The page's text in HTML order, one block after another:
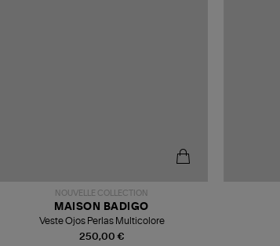
NOUVELLE COLLECTION
250,00 €
MAISON BADIGO
Veste Ojos Perlas Multicolore